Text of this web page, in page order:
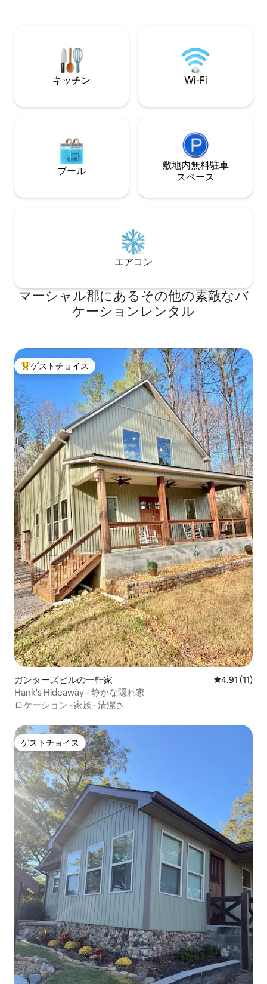
型の天井が、広々
雰囲気を与えてい
キッチン Wi-Fi
プール
敷地内無料駐⁠車
ス⁠ペ⁠ー⁠ス
エアコン
マーシャル郡にあるその他の素敵なバ
ケーションレンタル
大好評のゲストチョイスです。
ゲストチョイス
ガンターズビルの一軒家 レビュー11
4.91 (11)
Hank's Hideaway - 静かな隠れ家
ロケーション · 家族 · 清潔さ
ゲストチョイス
ゲストチョイス